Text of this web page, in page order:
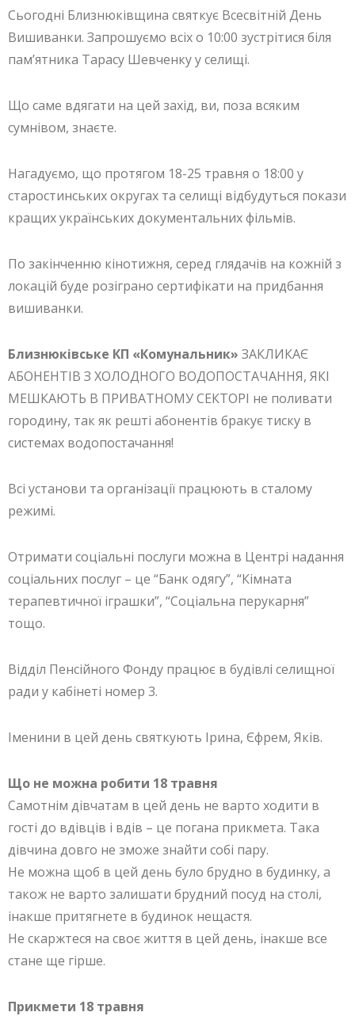
Сьогодні Близнюківщина святкує Всесвітній День
Вишиванки. Запрошуємо всіх о 10:00 зустрітися біля
пам’ятника Тарасу Шевченку у селищі.
Що саме вдягати на цей захід, ви, поза всяким
сумнівом, знаєте.
Нагадуємо, що протягом 18-25 травня о 18:00 у
старостинських округах та селищі відбудуться покази
кращих українських документальних фільмів.
По закінченню кінотижня, серед глядачів на кожній з
локацій буде розіграно сертифікати на придбання
вишиванки.
Близнюківське КП «Комунальник» ЗАКЛИКАЄ
АБОНЕНТІВ З ХОЛОДНОГО ВОДОПОСТАЧАННЯ, ЯКІ
МЕШКАЮТЬ В ПРИВАТНОМУ СЕКТОРІ не поливати
городину, так як решті абонентів бракує тиску в
системах водопостачання!
Всі установи та організації працюють в сталому
режимі.
Отримати соціальні послуги можна в Центрі надання
соціальних послуг – це “Банк одягу”, “Кімната
терапевтичної іграшки”, “Соціальна перукарня”
тощо.
Відділ Пенсійного Фонду працює в будівлі селищної
ради у кабінеті номер 3.
Іменини в цей день святкують Ірина, Єфрем, Яків.
Що не можна робити 18 травня
Самотнім дівчатам в цей день не варто ходити в
гості до вдівців і вдів – це погана прикмета. Така
дівчина довго не зможе знайти собі пару.
Не можна щоб в цей день було брудно в будинку, а
також не варто залишати брудний посуд на столі,
інакше притягнете в будинок нещастя.
Не скаржтеся на своє життя в цей день, інакше все
стане ще гірше.
Прикмети 18 травня